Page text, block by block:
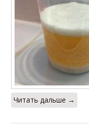
Читать дальше →